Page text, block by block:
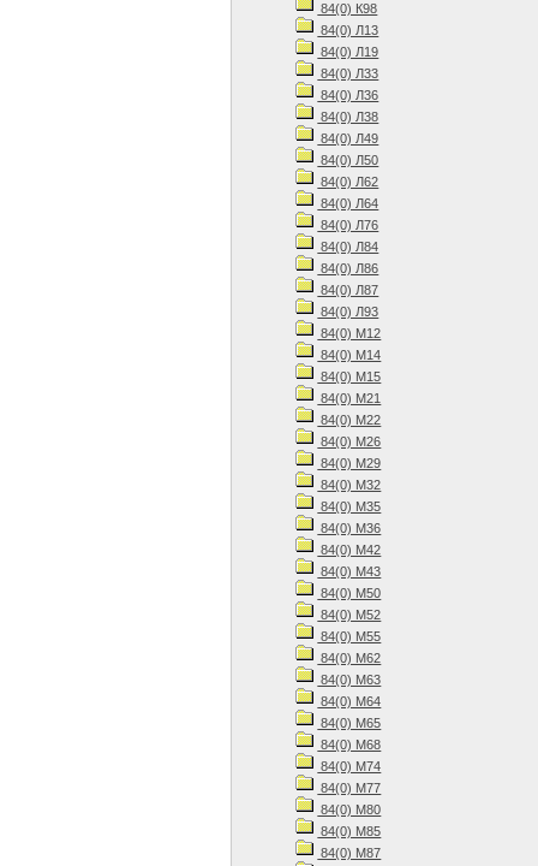
84(0) К98
84(0) Л13
84(0) Л19
84(0) Л33
84(0) Л36
84(0) Л38
84(0) Л49
84(0) Л50
84(0) Л62
84(0) Л64
84(0) Л76
84(0) Л84
84(0) Л86
84(0) Л87
84(0) Л93
84(0) М12
84(0) М14
84(0) М15
84(0) М21
84(0) М22
84(0) М26
84(0) М29
84(0) М32
84(0) М35
84(0) М36
84(0) М42
84(0) М43
84(0) М50
84(0) М52
84(0) М55
84(0) М62
84(0) М63
84(0) М64
84(0) М65
84(0) М68
84(0) М74
84(0) М77
84(0) М80
84(0) М85
84(0) М87